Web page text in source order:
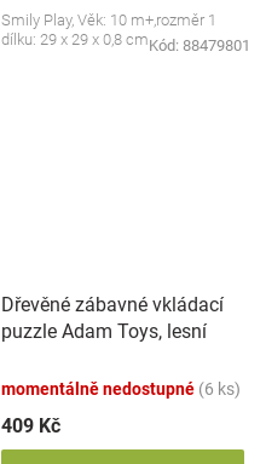
Smily Play, Věk: 10 m+,rozměr 1
dílku: 29 x 29 x 0,8 cmKód: 88479801
Dřevěné zábavné vkládací
puzzle Adam Toys, lesní
momentálně nedostupné (6 ks)
409 Kč